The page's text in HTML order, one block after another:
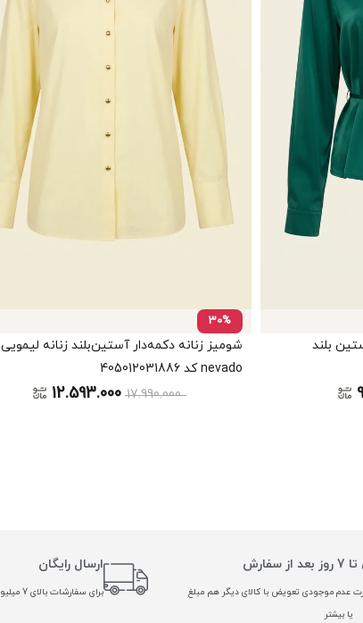
بلند
30%
شومیز زنانه دکمه‌دار آستین‌بلند زنانه لیمویی
nevado کد 405012031886
17.990.000
12.593.000
عدم موجودی تعویض با کالای دیگر هم مبلغ
یا بیشتر
ارسال رایگان
برای سفارشات بالای 7 میلیون